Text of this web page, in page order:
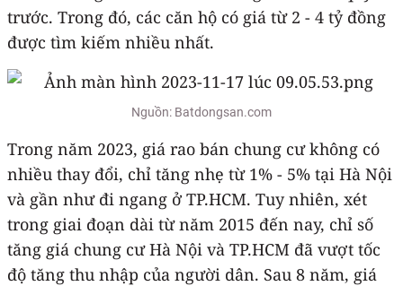
trước. Trong đó, các căn hộ có giá từ 2 - 4 tỷ đồng
được tìm kiếm nhiều nhất.
Nguồn: Batdongsan.com
Trong năm 2023, giá rao bán chung cư không có
nhiều thay đổi, chỉ tăng nhẹ từ 1% - 5% tại Hà Nội
và gần như đi ngang ở TP.HCM. Tuy nhiên, xét
trong giai đoạn dài từ năm 2015 đến nay, chỉ số
tăng giá chung cư Hà Nội và TP.HCM đã vượt tốc
độ tăng thu nhập của người dân. Sau 8 năm, giá